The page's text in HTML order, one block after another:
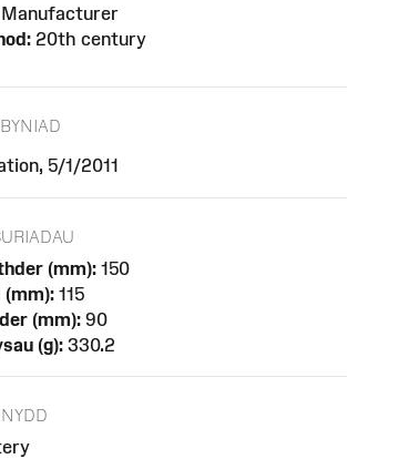
Manufacturer
20th century
5/1/2011
(mm): 150
(mm): 115
(mm): 90
(g): 330.2